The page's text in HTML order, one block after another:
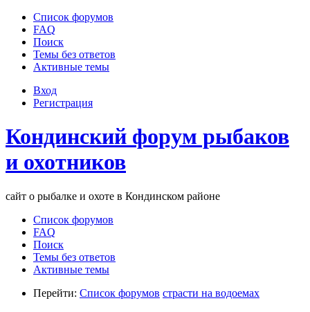
Список форумов
FAQ
Поиск
Темы без ответов
Активные темы
Вход
Регистрация
Кондинский форум рыбаков
и охотников
сайт о рыбалке и охоте в Кондинском районе
Список форумов
FAQ
Поиск
Темы без ответов
Активные темы
Перейти: Список форумов страсти на водоемах